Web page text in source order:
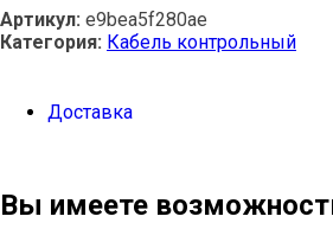
Артикул: e9bea5f280ae
Категория: Кабель контрольный
Доставка
Вы имеете